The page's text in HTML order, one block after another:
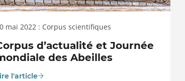
mai 2022 : Corpus scientifiques
d’actualité et Journée
des Abeilles
l'article